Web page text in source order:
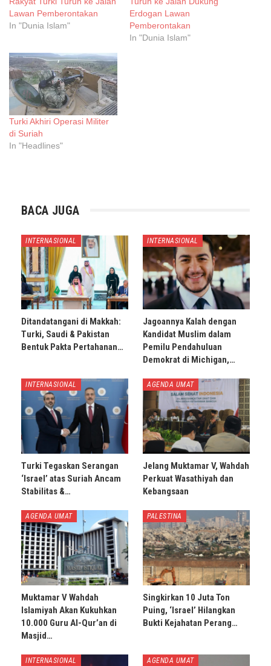
Lawan Pemberontakan
In "Dunia Islam"
Erdogan Lawan
Pemberontakan
In "Dunia Islam"
Turki Akhiri Operasi Militer
di Suriah
In "Headlines"
BACA JUGA
INTERNASIONAL
Ditandatangani di Makkah:
Turki, Saudi & Pakistan
Bentuk Pakta Pertahanan…
INTERNASIONAL
Jagoannya Kalah dengan
Kandidat Muslim dalam
Pemilu Pendahuluan
Demokrat di Michigan,…
INTERNASIONAL
Turki Tegaskan Serangan
‘Israel’ atas Suriah Ancam
Stabilitas &…
AGENDA UMAT
Jelang Muktamar V, Wahdah
Perkuat Wasathiyah dan
Kebangsaan
AGENDA UMAT
Muktamar V Wahdah
Islamiyah Akan Kukuhkan
10.000 Guru Al-Qur’an di
Masjid…
PALESTINA
Singkirkan 10 Juta Ton
Puing, ‘Israel’ Hilangkan
Bukti Kejahatan Perang…
INTERNASIONAL AGENDA UMAT